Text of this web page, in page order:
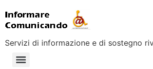
Servizi di informazione e di sostegno